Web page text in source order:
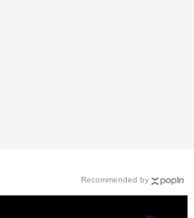
Recommended by